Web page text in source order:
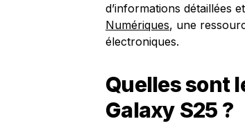
d’informations détaillées
Numériques, une
électroniques.
Quelles sont
Galaxy S25 ?